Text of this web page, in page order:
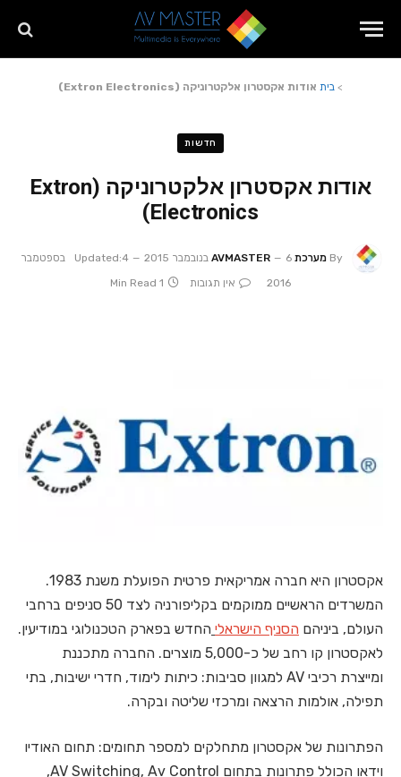
> בית אודות אקסטרון אלקטרוניקה (Extron Electronics)
חדשות
אודות אקסטרון אלקטרוניקה (Extron
Electronics)
By מערכת AVMASTER6 בנובמבר 2015 Updated:
4 בספטמבר
2016
אין תגובות 1 Min Read
אקסטרון היא חברה אמריקאית פרטית הפועלת משנת 1983.
המשרדים הראשיים ממוקמים בקליפורניה לצד 50 סניפים ברחבי
העולם, ביניהם הסניף הישראלי החדש בפארק הטכנולוגי במודיעין.
לאקסטרון קו רחב של כ-5,000 מוצרים. החברה מתכננת
ומייצרת רכיבי AV למגוון סביבות: כיתות לימוד, חדרי ישיבות, בתי
תפילה, אולמות הרצאה ומרכזי שליטה ובקרה.
הפתרונות של אקסטרון מתחלקים למספר תחומים: תחום האודיו
וידאו הכולל פתרונות בתחום AV Switching, Av Control,